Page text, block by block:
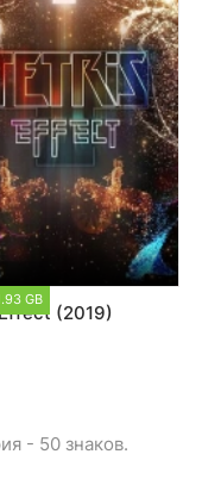
GB
(2019)
- 50 знаков.